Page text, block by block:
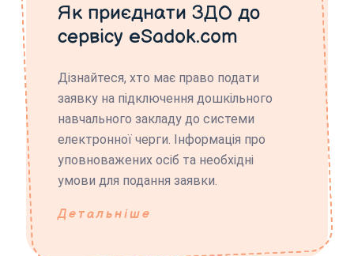
Як приєднати ЗДО до
сервісу eSadok.com
Дізнайтеся, хто має право подати
заявку на підключення дошкільного
навчального закладу до системи
електронної черги. Інформація про
уповноважених осіб та необхідні
умови для подання заявки.
Детальніше